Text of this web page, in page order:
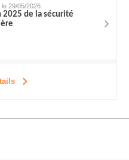
le 29/05/2026
2025 de la sécurité